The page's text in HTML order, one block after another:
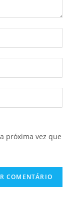
próxima vez que